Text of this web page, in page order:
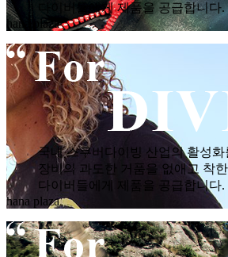
다이버들에게 제품을 공급합니다.
hana plaza
국내 스쿠버다이빙 산업의 활성화
장비의 과도한 거품을 없애고 착
다이버들에게 제품을 공급합니다.
hana plaza